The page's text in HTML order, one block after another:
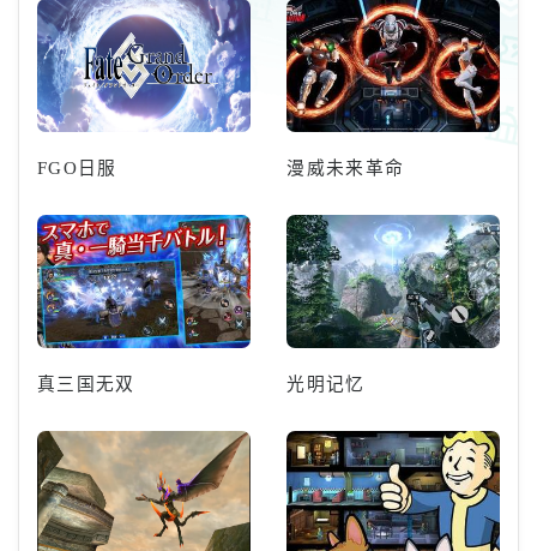
FGO日服 漫威未来革命
真三国无双 光明记忆